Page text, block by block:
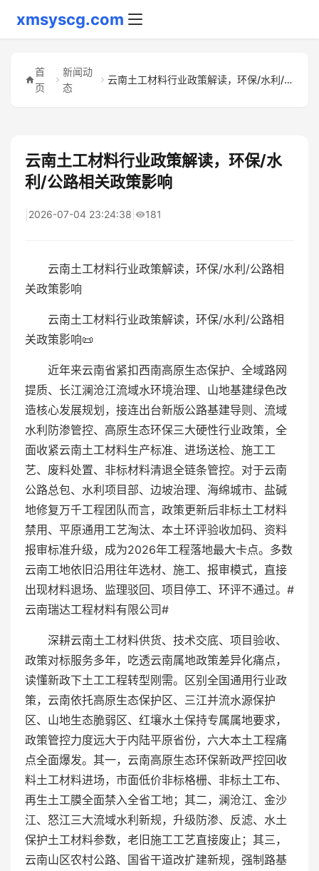
xmsyscg.com
首
页
新闻动
态
云南土工材料行业政策解读，环保/水利/公路相关政策影响
云南土工材料行业政策解读，环保/水
利/公路相关政策影响
2026-07-04 23:24:38 181
云南土工材料行业政策解读，环保/水利/公路相
关政策影响
云南土工材料行业政策解读，环保/水利/公路相
关政策影响📜
近年来云南省紧扣西南高原生态保护、全域路网
提质、长江澜沧江流域水环境治理、山地基建绿色改
造核心发展规划，接连出台新版公路基建导则、流域
水利防渗管控、高原生态环保三大硬性行业政策，全
面收紧云南土工材料生产标准、进场送检、施工工
艺、废料处置、非标材料清退全链条管控。对于云南
公路总包、水利项目部、边坡治理、海绵城市、盐碱
地修复万千工程团队而言，政策更新后非标土工材料
禁用、平原通用工艺淘汰、本土环评验收加码、资料
报审标准升级，成为2026年工程落地最大卡点。多数
云南工地依旧沿用往年选材、施工、报审模式，直接
出现材料退场、监理驳回、项目停工、环评不通过。#
云南瑞达工程材料有限公司#
深耕云南土工材料供货、技术交底、项目验收、
政策对标服务多年，吃透云南属地政策差异化痛点，
读懂新政下土工工程转型刚需。区别全国通用行业政
策，云南依托高原生态保护区、三江并流水源保护
区、山地生态脆弱区、红壤水土保持专属属地要求，
政策管控力度远大于内陆平原省份，六大本土工程痛
点全面爆发。其一，云南高原生态环保新政严控回收
料土工材料进场，市面低价非标格栅、非标土工布、
再生土工膜全面禁入全省工地；其二，澜沧江、金沙
江、怒江三大流域水利新规，升级防渗、反滤、水土
保护土工材料参数，老旧施工工艺直接废止；其三，
云南山区农村公路、国省干道改扩建新规，强制路基